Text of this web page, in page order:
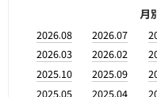
月
2026.08 2026.07
2026.03
2026.02
2025.10
2025.09
2025.05
2025.04